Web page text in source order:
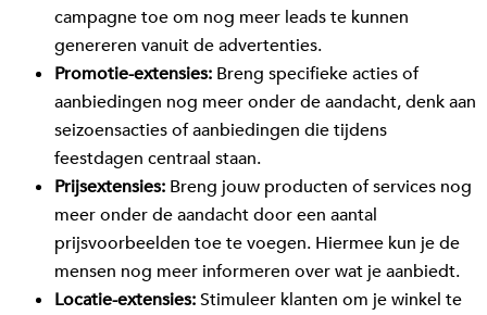
campagne toe om nog meer leads te kunnen
genereren vanuit de advertenties.
Promotie-extensies: Breng specifieke acties of
aanbiedingen nog meer onder de aandacht, denk aan
seizoensacties of aanbiedingen die tijdens
feestdagen centraal staan.
Prijsextensies: Breng jouw producten of services nog
meer onder de aandacht door een aantal
prijsvoorbeelden toe te voegen. Hiermee kun je de
mensen nog meer informeren over wat je aanbiedt.
Locatie-extensies:Stimuleer klanten om je winkel te